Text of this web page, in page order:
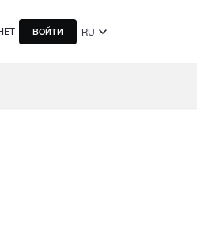
ВОЙТИ RU